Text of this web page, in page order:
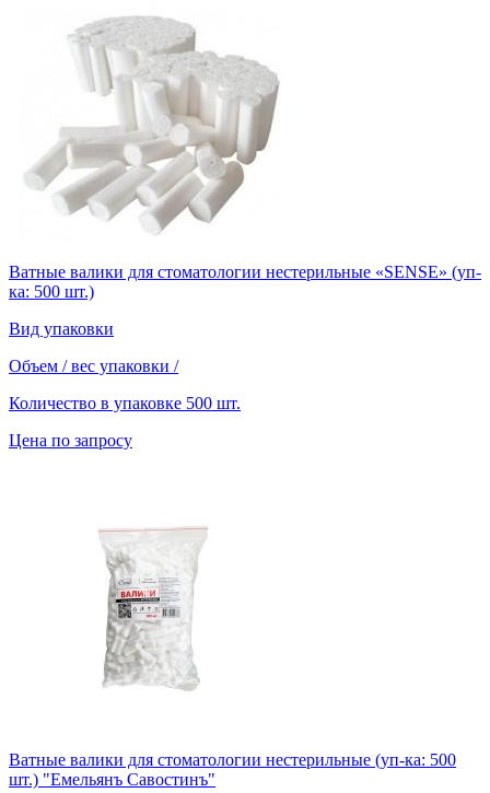
Ватные валики для стоматологии нестерильные «SENSE» (уп-
ка: 500 шт.)
Вид упаковки
Объем / вес упаковки /
Количество в упаковке 500 шт.
Цена по запросу
Ватные валики для стоматологии нестерильные (уп-ка: 500
шт.) "Емельянъ Савостинъ"